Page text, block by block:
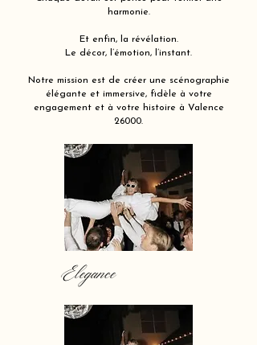
harmonie.
Et enfin, la révélation.
Le décor, l’émotion, l’instant.
Notre mission est de créer une scénographie
élégante et immersive, fidèle à votre
engagement et à votre histoire à Valence
26000.
Elegance